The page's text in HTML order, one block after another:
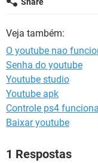
Veja também:
O youtube nao
Senha do youtube
Youtube studio
Youtube apk
Controle ps4
Baixar youtube
1 Respostas